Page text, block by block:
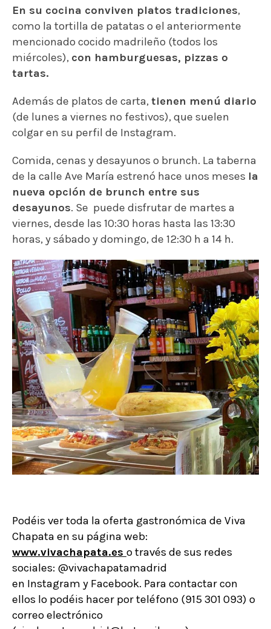
En su cocina conviven platos tradiciones,
como la tortilla de patatas o el anteriormente
mencionado cocido madrileño (todos los
miércoles), con hamburguesas, pizzas o
tartas.
Además de platos de carta, tienen menú diario
(de lunes a viernes no festivos), que suelen
colgar en su perfil de Instagram.
Comida, cenas y desayunos o brunch. La taberna
de la calle Ave María estrenó hace unos meses la
nueva opción de brunch entre sus
desayunos. Se puede disfrutar de martes a
viernes, desde las 10:30 horas hasta las 13:30
horas, y sábado y domingo, de 12:30 h a 14 h.
Podéis ver toda la oferta gastronómica de Viva
Chapata en su página web:
www.vivachapata.es o través de sus redes
sociales: @vivachapatamadrid
en Instagram y Facebook. Para contactar con
ellos lo podéis hacer por teléfono (915 301 093) o
correo electrónico